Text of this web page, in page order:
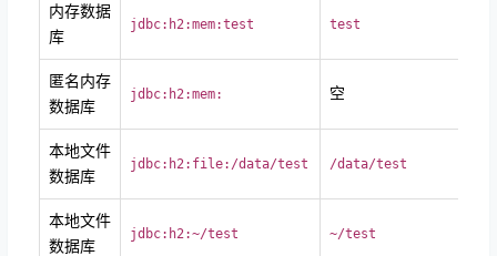
内存数据
库
jdbc:h2:mem:test test
匿名内存
数据库
jdbc:h2:mem: 空
本地文件
数据库
jdbc:h2:file:/data/test /data/test
本地文件
数据库
jdbc:h2:~/test ~/test